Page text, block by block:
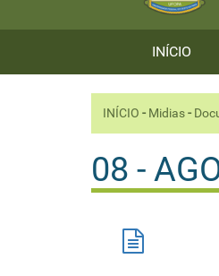
INÍCIO
INÍCIO - Midias-
08 -